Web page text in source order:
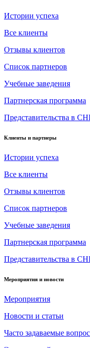
Истории успеха
Все клиенты
Отзывы клиентов
Список партнеров
Учебные заведения
Партнерская программа
Представительства в
Клиенты и партнеры
Истории успеха
Все клиенты
Отзывы клиентов
Список партнеров
Учебные заведения
Партнерская программа
Представительства в
Мероприятия и новости
Мероприятия
Новости и статьи
Часто задаваемые